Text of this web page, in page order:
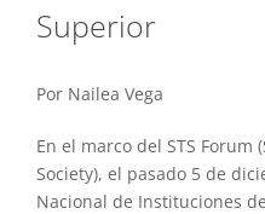
Superior
Por Nailea Vega
En el marco del STS Forum
Society), el pasado 5 de
Nacional de Instituciones